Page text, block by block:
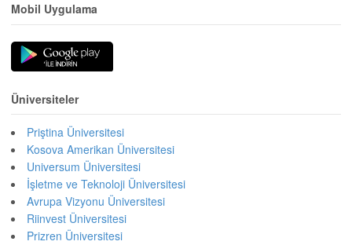
Mobil Uygulama
Üniversiteler
Priştina Üniversitesi
Kosova Amerikan Üniversitesi
Universum Üniversitesi
İşletme ve Teknoloji Üniversitesi
Avrupa Vizyonu Üniversitesi
Riinvest Üniversitesi
Prizren Üniversitesi